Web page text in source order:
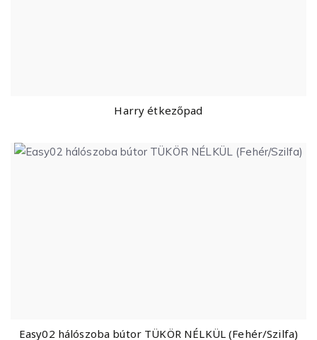
Harry étkezőpad
Easy02 hálószoba bútor TÜKÖR NÉLKÜL (Fehér/Szilfa)